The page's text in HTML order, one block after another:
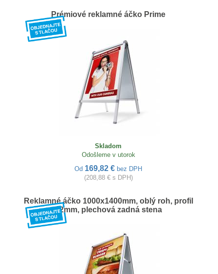
Prémiové reklamné áčko Prime
Skladom
Odošleme v utorok
Od 169,82 € bez DPH
(208,88 € s DPH)
Reklamné áčko 1000x1400mm, oblý roh, profil
32mm, plechová zadná stena